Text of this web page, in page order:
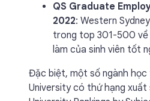
QS Graduate
2022: Western
trong top 301-500 về
làm của sinh viên tốt
Đặc biệt, một số ngành học
University có thứ hạng xuất